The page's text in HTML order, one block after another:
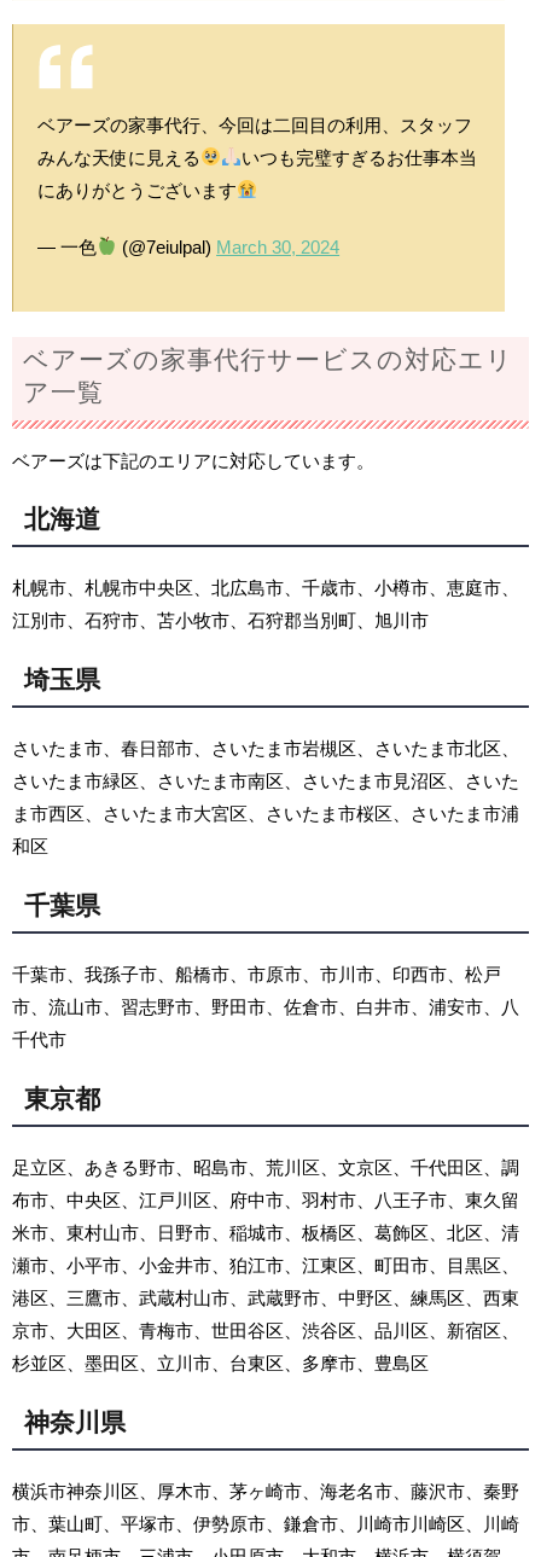
ベアーズの家事代行、今回は二回目の利用、スタッフ
みんな天使に見える
いつも完璧すぎるお仕事本当
にありがとうございます
— 一色︎ (@7eiulpal) March 30, 2024
ベアーズの家事代行サービスの対応エリ
ア一覧
ベアーズは下記のエリアに対応しています。
北海道
札幌市、札幌市中央区、北広島市、千歳市、小樽市、恵庭市、
江別市、石狩市、苫小牧市、石狩郡当別町、旭川市
埼玉県
さいたま市、春日部市、さいたま市岩槻区、さいたま市北区、
さいたま市緑区、さいたま市南区、さいたま市見沼区、さいた
ま市西区、さいたま市大宮区、さいたま市桜区、さいたま市浦
和区
千葉県
千葉市、我孫子市、船橋市、市原市、市川市、印西市、松戸
市、流山市、習志野市、野田市、佐倉市、白井市、浦安市、八
千代市
東京都
足立区、あきる野市、昭島市、荒川区、文京区、千代田区、調
布市、中央区、江戸川区、府中市、羽村市、八王子市、東久留
米市、東村山市、日野市、稲城市、板橋区、葛飾区、北区、清
瀬市、小平市、小金井市、狛江市、江東区、町田市、目黒区、
港区、三鷹市、武蔵村山市、武蔵野市、中野区、練馬区、西東
京市、大田区、青梅市、世田谷区、渋谷区、品川区、新宿区、
杉並区、墨田区、立川市、台東区、多摩市、豊島区
神奈川県
横浜市神奈川区、厚木市、茅ヶ崎市、海老名市、藤沢市、秦野
市、葉山町、平塚市、伊勢原市、鎌倉市、川崎市川崎区、川崎